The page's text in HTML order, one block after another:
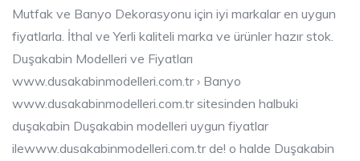
Mutfak ve Banyo Dekorasyonu için iyi markalar en uygun
fiyatlarla. İthal ve Yerli kaliteli marka ve ürünler hazır stok.
Duşakabin Modelleri ve Fiyatları
www.dusakabinmodelleri.com.tr › Banyo
www.dusakabinmodelleri.com.tr sitesinden halbuki
duşakabin Duşakabin modelleri uygun fiyatlar
ilewww.dusakabinmodelleri.com.tr de! o halde Duşakabin